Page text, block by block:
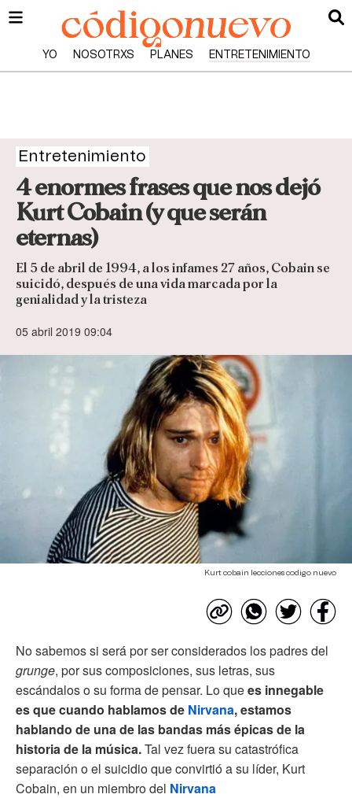
YO NOSOTRXS PLANES ENTRETENIMIENTO
Entretenimiento
4 enormes frases que nos dejó
Kurt Cobain (y que serán
eternas)
El 5 de abril de 1994, a los infames 27 años, Cobain se
suicidó, después de una vida marcada por la
genialidad y la tristeza
05 abril 2019 09:04
Kurt cobain lecciones codigo nuevo
No sabemos si será por ser considerados los padres del
grunge, por sus composiciones, sus letras, sus
escándalos o su forma de pensar. Lo quees innegable
es que cuando hablamos de Nirvana, estamos
hablando de una de las bandas más épicas de la
historia de la música.Tal vez fuera su catastrófica
separación o el suicidio que convirtió a su líder, Kurt
Cobain, en un miembro del Nirvana